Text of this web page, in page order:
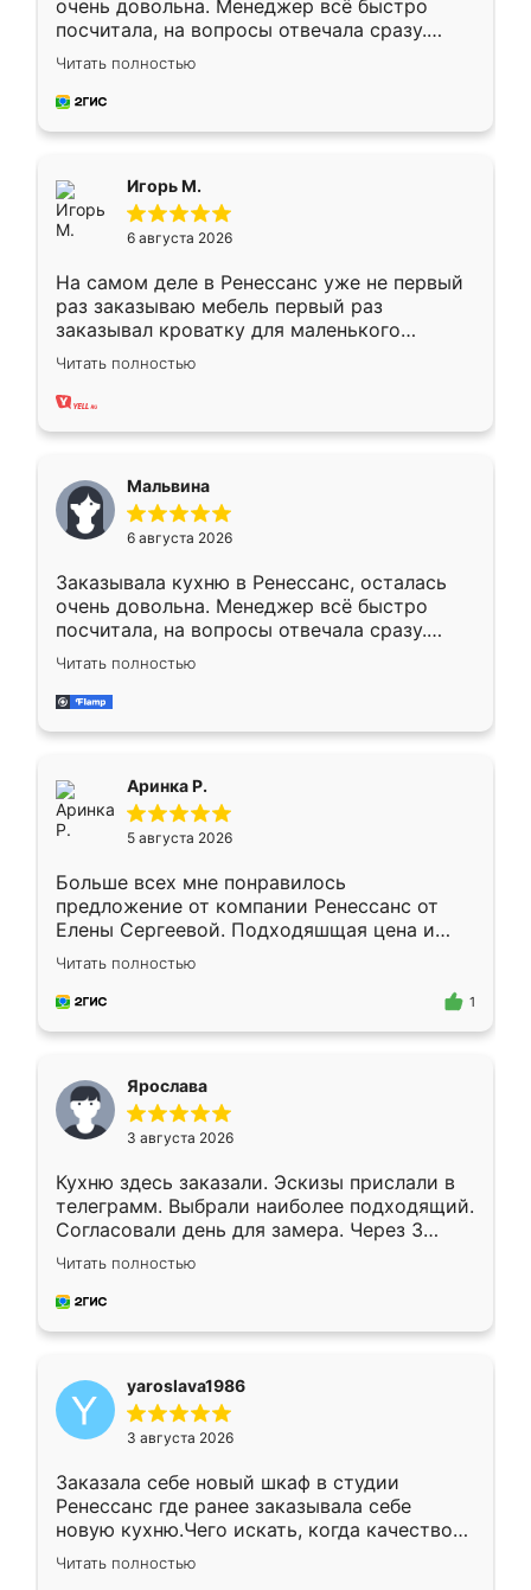
очень довольна. Менеджер всё быстро
посчитала, на вопросы отвечала сразу.
Замерщик приехал в субботу, подошёл к
делу со всей ответственностью. Собрали
за день, ребята работали аккуратно, даже
Читать полностью
Игорь М.
6 августа 2026
На самом деле в Ренессанс уже не первый
раз заказываю мебель первый раз
заказывал кроватку для маленького
ребёнка при его рождении ,во второй раз
заказал шкаф-купе. По качеству очень
хорошее сборка достаточно быстрая,
меньше, здесь же он более разнообразный.
Мне нравится ,если что-то потребуется из
мебели буду заказывать только здесь.
Читать полностью
Мальвина
6 августа 2026
Заказывала кухню в Ренессанс, осталась
очень довольна. Менеджер всё быстро
посчитала, на вопросы отвечала сразу.
Замерщик приехал в субботу, подошёл к
делу со всей ответственностью. Собрали
за день, ребята работали аккуратно, даже
Читать полностью
Аринка Р.
5 августа 2026
Больше всех мне понравилось
предложение от компании Ренессанс от
Елены Сергеевой. Подходяшщая цена и
короткие сроки изготовления. Приехавший
для замера сотрудник Владислав
предложил по моему эскизу самый
Читать полностью
1
Ярослава
3 августа 2026
Кухню здесь заказали. Эскизы прислали в
телеграмм. Выбрали наиболее подходящий.
Согласовали день для замера. Через 3
недели кухня была уже готова. Остались
довольны работой. Спасибо Ренессанс
мебель за качественную работу!
Читать полностью
yaroslava1986
3 августа 2026
Заказала себе новый шкаф в студии
Ренессанс где ранее заказывала себе
новую кухню.Чего искать, когда качеством
вполне довольна. Служит кухня уже почти
два года, нареканий нет.
Читать полностью